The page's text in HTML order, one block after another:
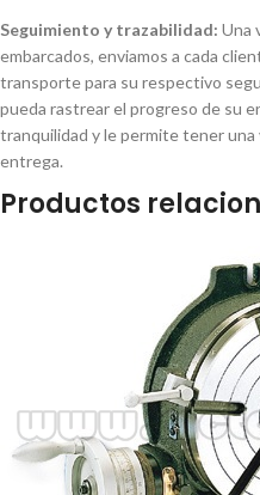
Seguimiento y trazabilidad: Una
embarcados, enviamos a cada
transporte para su respectivo
pueda rastrear el progreso de su
tranquilidad y le permite tener
entrega.
Productos